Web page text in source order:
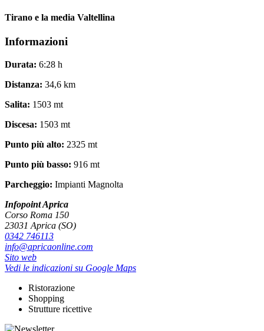
Tirano e la media Valtellina
Informazioni
Durata: 6:28 h
Distanza: 34,6 km
Salita: 1503 mt
Discesa: 1503 mt
Punto più alto: 2325 mt
Punto più basso: 916 mt
Parcheggio: Impianti Magnolta
Infopoint Aprica
Corso Roma 150
23031 Aprica (SO)
0342 746113
info@apricaonline.com
Sito web
Vedi le indicazioni su Google Maps
Ristorazione
Shopping
Strutture ricettive